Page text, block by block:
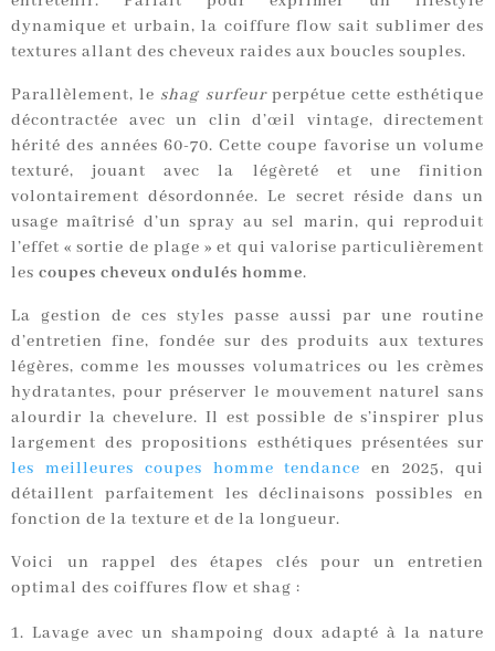
dynamique et urbain, la coiffure flow sait sublimer des
textures allant des cheveux raides aux boucles souples.
Parallèlement, le shag surfeurperpétue cette esthétique
décontractée avec un clin d’œil vintage, directement
hérité des années 60-70. Cette coupe favorise un volume
texturé, jouant avec la légèreté et une finition
volontairement désordonnée. Le secret réside dans un
usage maîtrisé d’un spray au sel marin, qui reproduit
l’effet « sortie de plage » et qui valorise particulièrement
les coupes cheveux ondulés homme.
La gestion de ces styles passe aussi par une routine
d’entretien fine, fondée sur des produits aux textures
légères, comme les mousses volumatrices ou les crèmes
hydratantes, pour préserver le mouvement naturel sans
alourdir la chevelure. Il est possible de s’inspirer plus
largement des propositions esthétiques présentées sur
les meilleures coupes homme tendance en 2025, qui
détaillent parfaitement les déclinaisons possibles en
fonction de la texture et de la longueur.
Voici un rappel des étapes clés pour un entretien
optimal des coiffures flow et shag :
Lavage avec un shampoing doux adapté à la nature